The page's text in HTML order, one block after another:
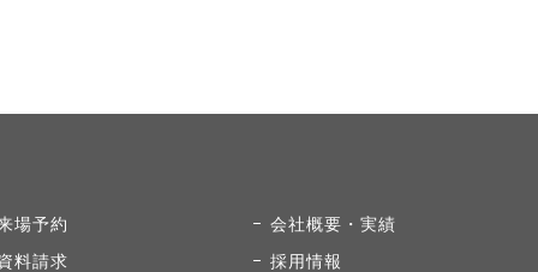
場予約
料請求
会社概要・実績
採用情報